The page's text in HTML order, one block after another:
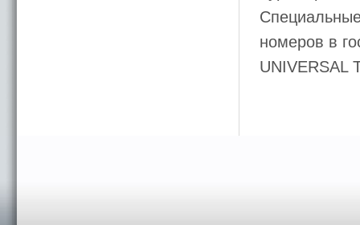
номеров в
UNIVERSAL